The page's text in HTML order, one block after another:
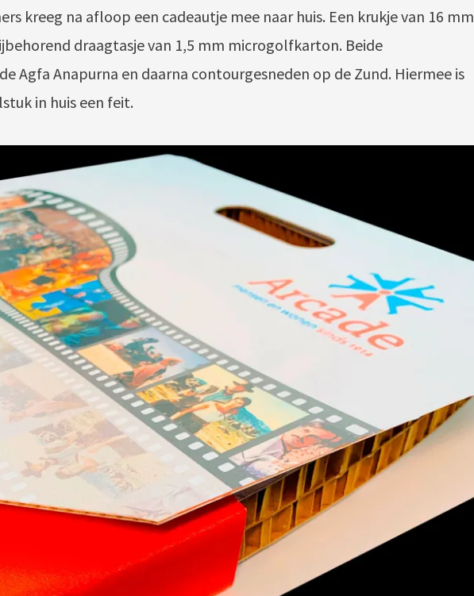
kreeg na afloop een cadeautje mee naar huis. Een krukje van 16 mm
draagtasje van 1,5 mm microgolfkarton. Beide
Agfa Anapurna en daarna contourgesneden op de Zund. Hiermee is
in huis een feit.